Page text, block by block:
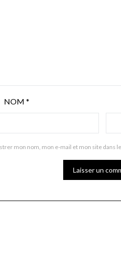
NOM*
mon nom, mon e-mail et mon site dans